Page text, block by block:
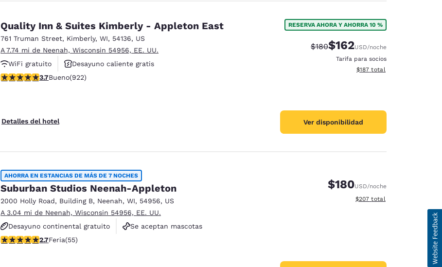
Quality Inn & Suites Kimberly - Appleton East
761 Truman Street, Kimberly, WI, 54136, US
A 7.74 mi de Neenah, Wisconsin 54956, EE. UU.
WiFi gratuito
Desayuno caliente gratis
Se aceptan mascotas
calificación de 3.74 estrellas. Bueno. 922 reseñas
3.7Bueno(922)
Detalles del hotel
RESERVA AHORA Y AHORRA 10 %
Precio tachado:
$180Precio con descuento:
$162USD/noche
Tarifa para socios
Ver detalles del total
$187 total
Ver disponibilidad
AHORRA EN ESTANCIAS DE MÁS DE 7 NOCHES
Suburban Studios Neenah-Appleton
2000 Holly Road, Building B, Neenah, WI, 54956, US
A 3.04 mi de Neenah, Wisconsin 54956, EE. UU.
Desayuno continental gratuito
Se aceptan mascotas
No fumadores
calificación de 2.71 estrellas. Feria. 55 reseñas
2.7Feria(55)
$180USD/noche
Ver detalles del total
$207 total